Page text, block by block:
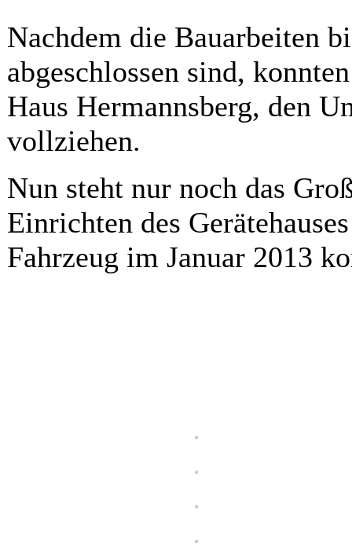
Nachdem die Bauarbeiten
abgeschlossen sind,
Haus Hermannsberg, den
vollziehen.
Nun steht nur noch das
Einrichten des
Fahrzeug im Januar 2013